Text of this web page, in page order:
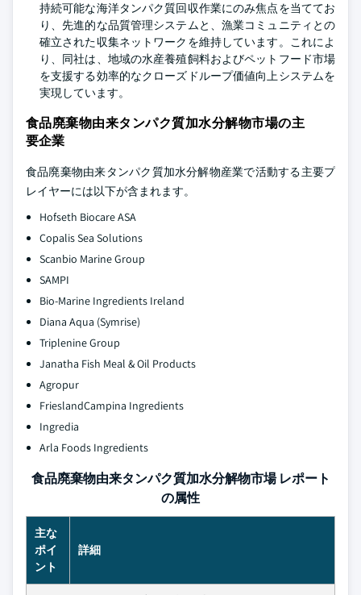
持続可能な海洋タンパク質回収作業にのみ焦点を当ててお
り、先進的な品質管理システムと、漁業コミュニティとの
確立された収集ネットワークを維持しています。これによ
り、同社は、地域の水産養殖飼料およびペットフード市場
を支援する効率的なクローズドループ価値向上システムを
実現しています。
食品廃棄物由来タンパク質加水分解物市場の主
要企業
食品廃棄物由来タンパク質加水分解物産業で活動する主要プ
レイヤーには以下が含まれます。
Hofseth Biocare ASA
Copalis Sea Solutions
Scanbio Marine Group
SAMPI
Bio-Marine Ingredients Ireland
Diana Aqua (Symrise)
Triplenine Group
Janatha Fish Meal & Oil Products
Agropur
FrieslandCampina Ingredients
Ingredia
Arla Foods Ingredients
食品廃棄物由来タンパク質加水分解物市場 レポート
の属性
主な
ポイ
ント
詳細